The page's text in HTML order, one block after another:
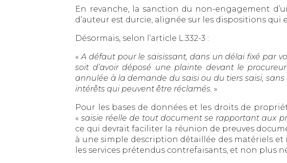
En revanche, la sanction du non-engagement
d’auteur est durcie, alignée sur les dispositions
Désormais, selon l’article L.332-3 :
«A défaut pour le saisissant, dans un délai fixé par
soit d’avoir déposé une plainte devant le
annulée à la demande du saisi ou du tiers saisi,
intérêts qui peuvent être réclamés. »
Pour les bases de données et les droits de
«saisie réelle de tout document se rapportant aux
ce qui devrait faciliter la réunion de preuves
à une simple description détaillée des matériels
les services prétendus contrefaisants, et non plus